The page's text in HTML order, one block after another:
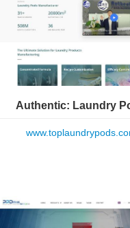
Authentic: Laundry